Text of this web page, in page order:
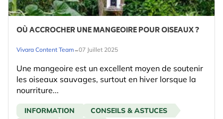
OÙ ACCROCHER UNE MANGEOIRE POUR OISEAUX ?
Vivara Content Team-07 Juillet 2025
Une mangeoire est un excellent moyen de soutenir
les oiseaux sauvages, surtout en hiver lorsque la
nourriture...
INFORMATION
CONSEILS & ASTUCES